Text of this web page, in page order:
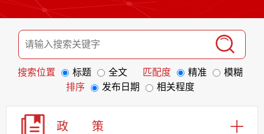
搜索位置 标题 全文 匹配度 精准
模糊
排序
发布日期 相关程度
政 策